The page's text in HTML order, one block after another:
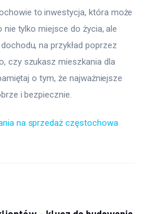
to inwestycja, która może
tylko miejsce do życia, ale
na przykład poprzez
czy szukasz mieszkania dla
o tym, że najważniejsze
i bezpiecznie.
na sprzedaż częstochowa